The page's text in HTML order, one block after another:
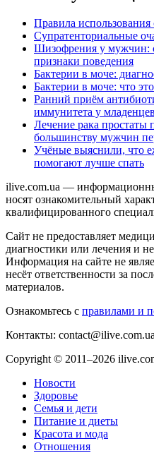
Правила использования
Супратенториальные
Шизофрения у мужчин:
признаки поведения
Бактерии в моче:
Бактерии в моче: что
Ранний приём
иммунитета у младенцев
Лечение рака простаты
большинству мужчин
Учёные выяснили, что
помогают лучше спать
ilive.com.ua —
носят ознакомительный
квалифицированного
Сайт не предоставляет
диагностики или лечения и
Информация на сайте не
несёт ответственности за
материалов.
Ознакомьтесь с правилами и
Контакты:
Copyright © 2011–2026
Новости
Здоровье
Семья и дети
Питание и диеты
Красота и мода
Отношения